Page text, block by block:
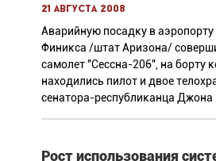
21 августа 2008
Аварийную посадку в аэропорту
Финикса /штат Аризона/
самолет "Сессна-206", на борту
находились пилот и двое
сенатора-республиканца
Рост использования